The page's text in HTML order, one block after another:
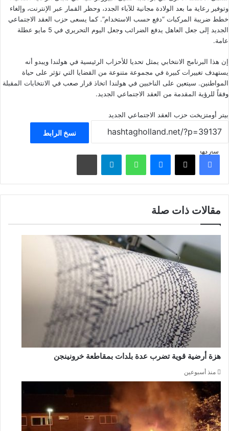
وتوفير رعاية ما بعد الولادة مجانية للآباء الجدد، وحظر القمار عبر الإنترنت، وإلغاء
خطط ضريبة المركبات “دفع حسب الاستخدام”. كما يسعى حزب العقد الاجتماعي
الجديد إلى جعل العاهل يدفع الضرائب وجعل اليوم التحريري في 5 مايو عطلة
عامة.
إن هذا البرنامج الانتخابي يمثل تحديا للأحزاب الرئيسية في هولندا ويبدو أنه
يستهدف تغييرات كبيرة في مجموعة متنوعة من القضايا التي تؤثر على حياة
المواطنين. سيتعين على الناخبين في هولندا اتخاذ قرار صعب في الانتخابات المقبلة
وفقاً للرؤية المقدمة من العقد الاجتماعي الجديد.
بيتر أومتزيخت حزب العقد الاجتماعي الجديد
نسخ الرابط
شاركهافيسبوك ‫X ماسنجر واتساب تيلقرام مشاركة عبر البريد
مقالات ذات صلة
هزة أرضية قوية تضرب عدة بلدات بمقاطعة خرونينجن
منذ أسبوعين